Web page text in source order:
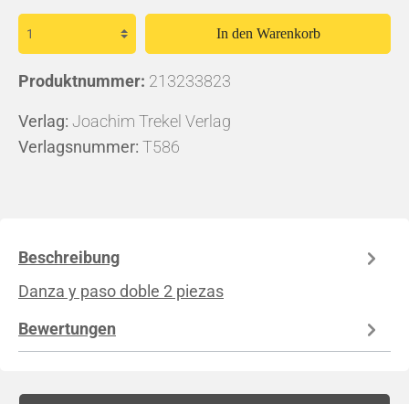
In den Warenkorb
Produktnummer: 213233823
Verlag: Joachim Trekel Verlag
Verlagsnummer: T586
Beschreibung
Danza y paso doble 2 piezas
Bewertungen